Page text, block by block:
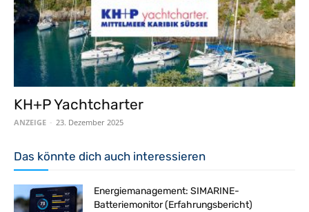
KH+P Yachtcharter
ANZEIGE - 23. Dezember 2025
Das könnte dich auch interessieren
Energiemanagement: SIMARINE-
Batteriemonitor (Erfahrungsbericht)